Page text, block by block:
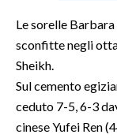
SPETTACOLI
GOSSIP
Le sorelle
sconfitte negli
Sheikh.
Sul cemento
ceduto 7-5, 6-3
cinese Yufei Ren